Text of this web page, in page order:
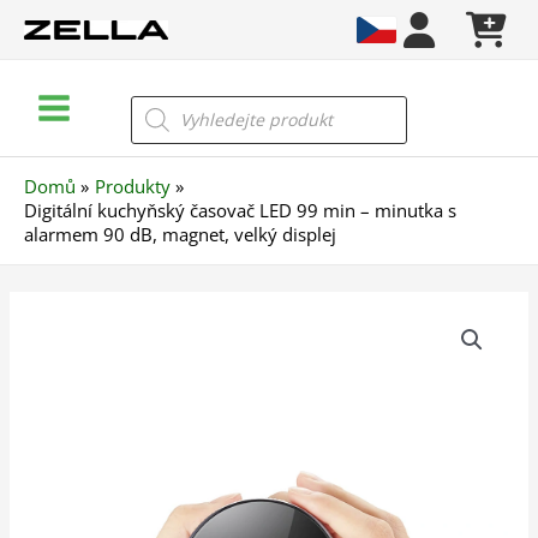
Menu
Products
search
Domů
Produkty
Digitální kuchyňský časovač LED 99 min – minutka s
alarmem 90 dB, magnet, velký displej